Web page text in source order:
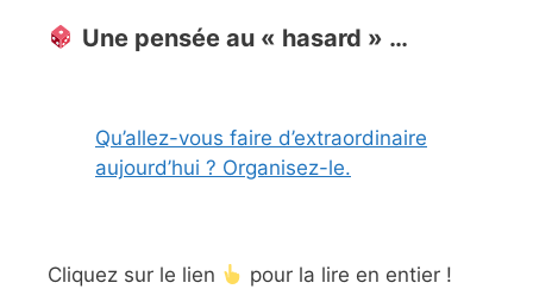
Une pensée au « hasard » …
Qu’allez-vous faire d’extraordinaire
aujourd’hui ? Organisez-le.
Cliquez sur le lien pour la lire en entier !